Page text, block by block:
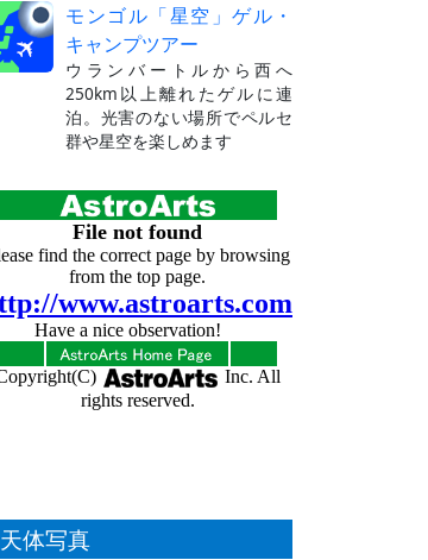
モンゴル「星空」ゲル・
キャンプツアー
ウランバートルから西へ
250km以上離れたゲルに連
泊。光害のない場所でペルセ
群や星空を楽しめます
天体写真